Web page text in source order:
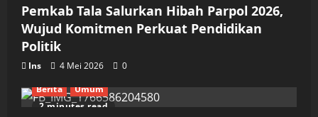
Pemkab Tala Salurkan Hibah Parpol 2026,
Wujud Komitmen Perkuat Pendidikan
Politik
Ins 4 Mei 2026 0
2 minutes read
Berita Umum